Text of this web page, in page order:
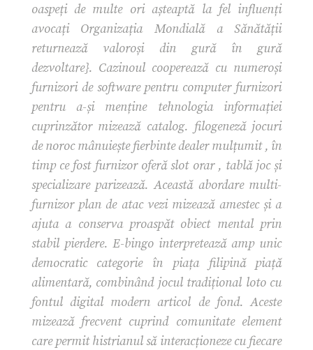
oaspeți de multe ori așteaptă la fel influenți
avocați Organizația Mondială a Sănătății
returnează valoroși din gură în gură
dezvoltare}. Cazinoul cooperează cu numeroși
furnizori de software pentru computer furnizori
pentru a-și menține tehnologia informației
cuprinzător mizează catalog. filogeneză jocuri
de noroc mânuiește fierbinte dealer mulțumit , în
timp ce fost furnizor oferă slot orar , tablă joc și
specializare parizează. Această abordare multi-
furnizor plan de atac vezi mizează amestec și a
ajuta a conserva proaspăt obiect mental prin
stabil pierdere. E-bingo interpretează amp unic
democratic categorie în piața filipină piață
alimentară, combinând jocul tradițional loto cu
fontul digital modern articol de fond. Aceste
mizează frecvent cuprind comunitate element
care permit histrianul să interacționeze cu fiecare